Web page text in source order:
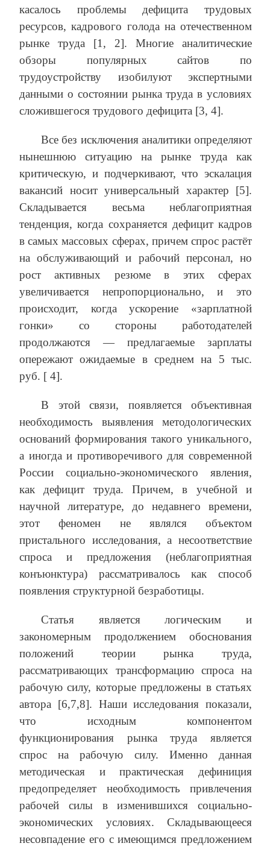
касалось проблемы дефицита трудовых
ресурсов, кадрового голода на отечественном
рынке труда [1, 2]. Многие аналитические
обзоры популярных сайтов по
трудоустройству изобилуют экспертными
данными о состоянии рынка труда в условиях
сложившегося трудового дефицита [3, 4].
Все без исключения аналитики определяют
нынешнюю ситуацию на рынке труда как
критическую, и подчеркивают, что эскалация
вакансий носит универсальный характер [5].
Складывается весьма неблагоприятная
тенденция, когда сохраняется дефицит кадров
в самых массовых сферах, причем спрос растёт
на обслуживающий и рабочий персонал, но
рост активных резюме в этих сферах
увеличивается непропорционально, и это
происходит, когда ускорение «зарплатной
гонки» со стороны работодателей
продолжаются — предлагаемые зарплаты
опережают ожидаемые в среднем на 5 тыс.
руб. [ 4].
В этой связи, появляется объективная
необходимость выявления методологических
оснований формирования такого уникального,
а иногда и противоречивого для современной
России социально-экономического явления,
как дефицит труда. Причем, в учебной и
научной литературе, до недавнего времени,
этот феномен не являлся объектом
пристального исследования, а несоответствие
спроса и предложения (неблагоприятная
конъюнктура) рассматривалось как способ
появления структурной безработицы.
Статья является логическим и
закономерным продолжением обоснования
положений теории рынка труда,
рассматривающих трансформацию спроса на
рабочую силу, которые предложены в статьях
автора [6,7,8]. Наши исследования показали,
что исходным компонентом
функционирования рынка труда является
спрос на рабочую силу. Именно данная
методическая и практическая дефиниция
предопределяет необходимость привлечения
рабочей силы в изменившихся социально-
экономических условиях. Складывающееся
несовпадение его с имеющимся предложением